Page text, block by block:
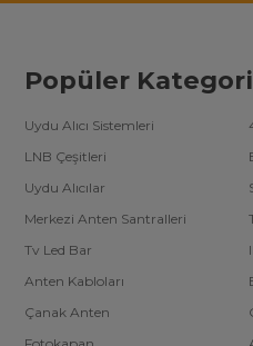
Popüler
Uydu Alıcı Sistemleri
LNB Çeşitleri
Uydu Alıcılar
Merkezi Anten Santralleri
Tv Led Bar
Anten Kabloları
Çanak Anten